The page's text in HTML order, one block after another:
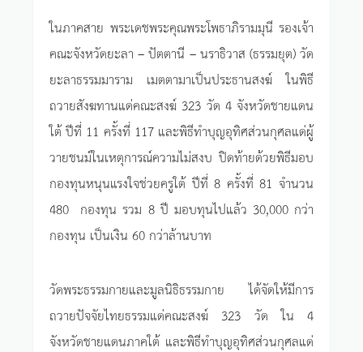
ในภาคสาย พระเดชพระคุณพระโพธาภิรามมุนี รองเจ้า
คณะจังหวัดยะลา – ปัตตานี – นราธิวาส (ธรรมยุต) วัด
ยะลาธรรมมาราม เมตตามาเป็นประธานสงฆ์ ในพิธี
ถวายสังฆทานแด่คณะสงฆ์ 323 วัด 4 จังหวัดชายแดน
ใต้ ปีที่ 11 ครั้งที่ 117 และพิธีทำบุญอุทิศส่วนกุศลแด่ผู้
วายชนม์ในเหตุการณ์ความไม่สงบ ปิดท้ายด้วยพิธีมอบ
กองทุนหนุนแรงใจช่วยครูใต้ ปีที่ 8 ครั้งที่ 81 จำนวน
480 กองทุน รวม 8 ปี มอบทุนไปแล้ว 30,000 กว่า
กองทุน เป็นเงิน 60 กว่าล้านบาท
วัดพระธรรมกายและมูลนิธิธรรมกาย ได้จัดให้มีการ
ถวายปัจจัยไทยธรรมแด่คณะสงฆ์ 323 วัด ใน 4
จังหวัดชายแดนภาคใต้ และพิธีทำบุญอุทิศส่วนกุศลแด่